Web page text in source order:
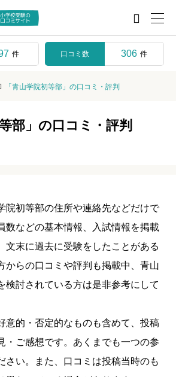

件 口コミ数 306 件
「青山学院初等部」の口コミ・評判
部」の口コミ・評判
院初等部の住所や連絡先などだけで
数などの基本情報、入試情報を掲載
文末に過去に受験をしたことがある
からの口コミや評判も掲載中、青山
検討されている方は是非参考にして
意的・否定的なものも含めて、投稿
・ご感想です。あくまでも一つの参
さい。また、口コミは投稿当時のも